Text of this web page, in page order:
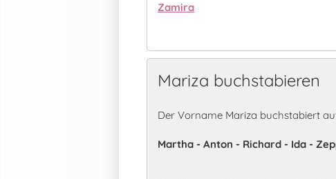
Zamira
Mariza buchstabieren
Der Vorname Mariza buchstabiert
Martha - Anton - Richard - Ida -